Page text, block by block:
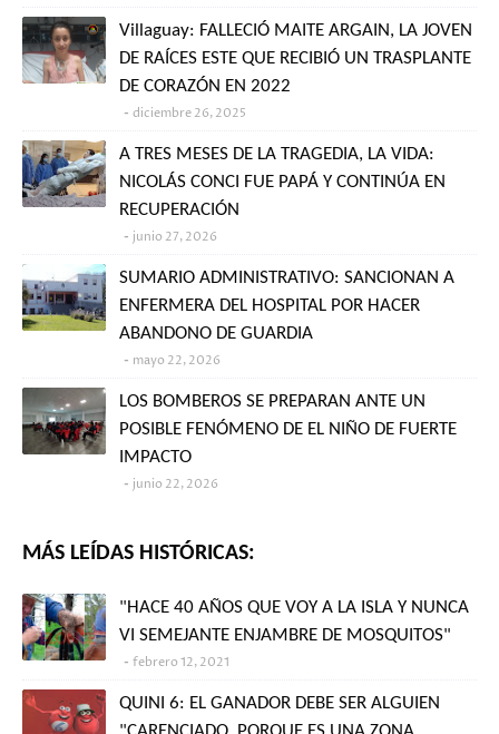
Villaguay: FALLECIÓ MAITE ARGAIN, LA JOVEN
DE RAÍCES ESTE QUE RECIBIÓ UN TRASPLANTE
DE CORAZÓN EN 2022
diciembre 26, 2025
A TRES MESES DE LA TRAGEDIA, LA VIDA:
NICOLÁS CONCI FUE PAPÁ Y CONTINÚA EN
RECUPERACIÓN
junio 27, 2026
SUMARIO ADMINISTRATIVO: SANCIONAN A
ENFERMERA DEL HOSPITAL POR HACER
ABANDONO DE GUARDIA
mayo 22, 2026
LOS BOMBEROS SE PREPARAN ANTE UN
POSIBLE FENÓMENO DE EL NIÑO DE FUERTE
IMPACTO
junio 22, 2026
MÁS LEÍDAS HISTÓRICAS:
"HACE 40 AÑOS QUE VOY A LA ISLA Y NUNCA
VI SEMEJANTE ENJAMBRE DE MOSQUITOS"
febrero 12, 2021
QUINI 6: EL GANADOR DEBE SER ALGUIEN